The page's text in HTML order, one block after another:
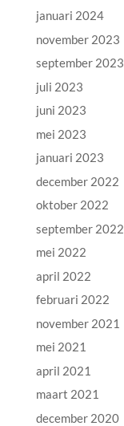
januari 2024
november 2023
september 2023
juli 2023
juni 2023
mei 2023
januari 2023
december 2022
oktober 2022
september 2022
mei 2022
april 2022
februari 2022
november 2021
mei 2021
april 2021
maart 2021
december 2020